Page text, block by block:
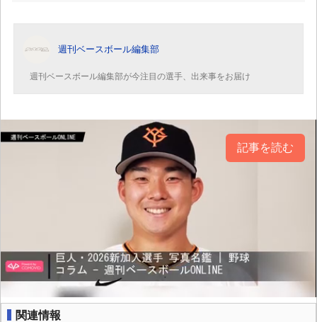
週刊ベースボール編集部
週刊ベースボール編集部が今注目の選手、出来事をお届け
記事を読む
関連情報